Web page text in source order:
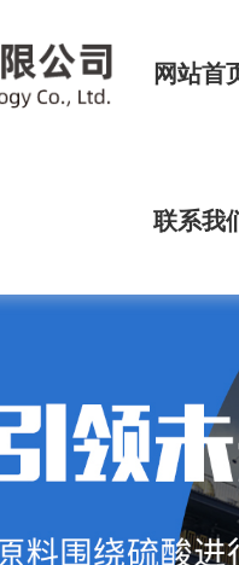
网站首
联系我